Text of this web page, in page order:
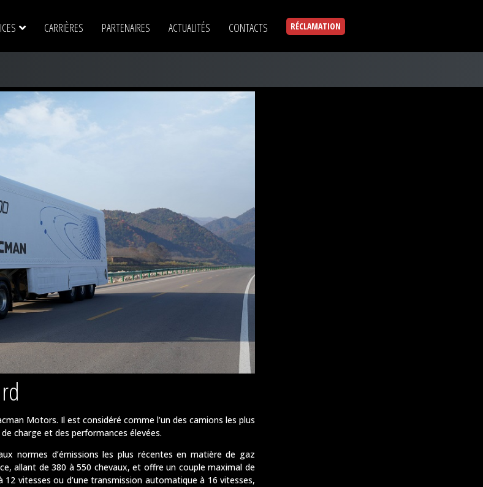
: BTP – Industrie Location longue durée – Location courte durée
CARRIÈRES PARTENAIRES ACTUALITÉS CONTACTS RÉCLAMATION
Motors. Il est considéré comme l’un des camions les plus
charge et des performances élevées.
normes d’émissions les plus récentes en matière de gaz
allant de 380 à 550 chevaux, et offre un couple maximal de
vitesses ou d’une transmission automatique à 16 vitesses,